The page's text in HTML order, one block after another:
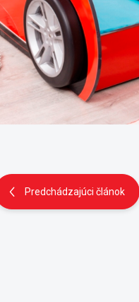
Predchádzajúci článok